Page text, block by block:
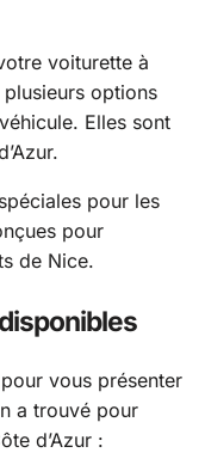
voiturette à
options
Elles sont
pour les
pour
de Nice.
vous présenter
a trouvé pour
d’Azur :